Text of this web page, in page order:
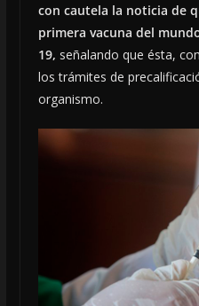
con cautela la noticia de
primera vacuna del
19, señalando que ésta,
los trámites de
organismo.